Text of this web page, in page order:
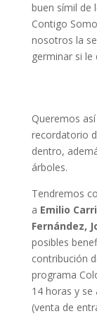
buen símil de
Contigo
nosotros la
germinar si le
Queremos
recordatorio
dentro,
árboles.
Tendremos
a Emilio
Fernández,
posibles
contribución
programa
14 horas y se
(venta de